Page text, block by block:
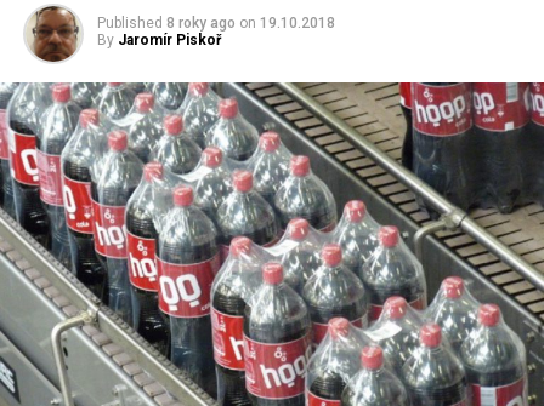
Published 8 roky ago on 19.10.2018
By Jaromír Piskoř